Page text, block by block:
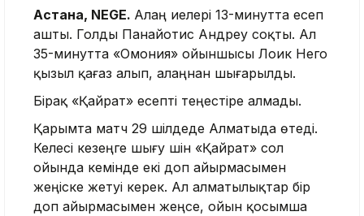
Астана, NEGE. Алаң иелері 13-минутта есеп
ашты. Голды Панайотис Андреу соқты. Ал
35-минутта «Омония» ойыншысы Лоик Него
қызыл қағаз алып, алаңнан шығарылды.
Бірақ «Қайрат» есепті теңестіре алмады.
Қарымта матч 29 шілдеде Алматыда өтеді.
Келесі кезеңге шығу үшін «Қайрат» сол
ойында кемінде екі доп айырмасымен
жеңіске жетуі керек. Ал алматылықтар бір
доп айырмасымен жеңсе, ойын қосымша